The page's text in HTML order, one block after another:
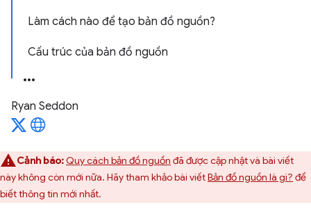
Làm cách nào để tạo bản đồ nguồn?
Cấu trúc của bản đồ nguồn
Ryan Seddon
Cảnh báo:Quy cách bản đồ nguồn đã được cập nhật và bài viết
này không còn mới nữa. Hãy tham khảo bài viếtBản đồ nguồn là gì? để
biết thông tin mới nhất.